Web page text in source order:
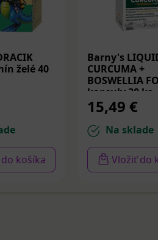
želé 40
košíka
Barny's
CURCUMA +
BOSWELLIA
kapsuly 30 ks
15,49 €
Na sklade
Vložiť do